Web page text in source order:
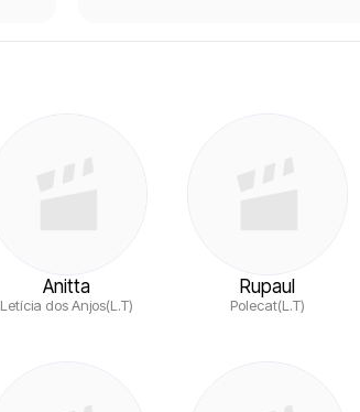
Anitta
Letícia dos Anjos(L.T)
Rupaul
Polecat(L.T)